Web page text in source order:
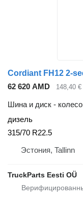
62 620 AMD 148,40 €
Шина и диск - колесо
дизель
315/70 R22.5
Эстония, Tallinn
TruckParts Eesti OÜ